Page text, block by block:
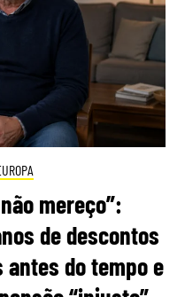
mereço”:
de descontos
do tempo e